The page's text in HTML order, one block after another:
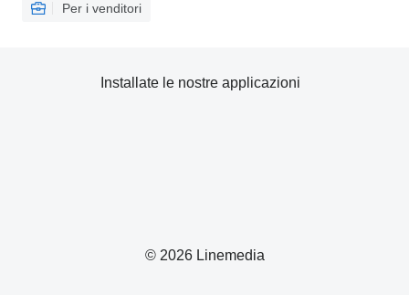
Per i venditori
© 2026 Linemedia
Installate le nostre applicazioni